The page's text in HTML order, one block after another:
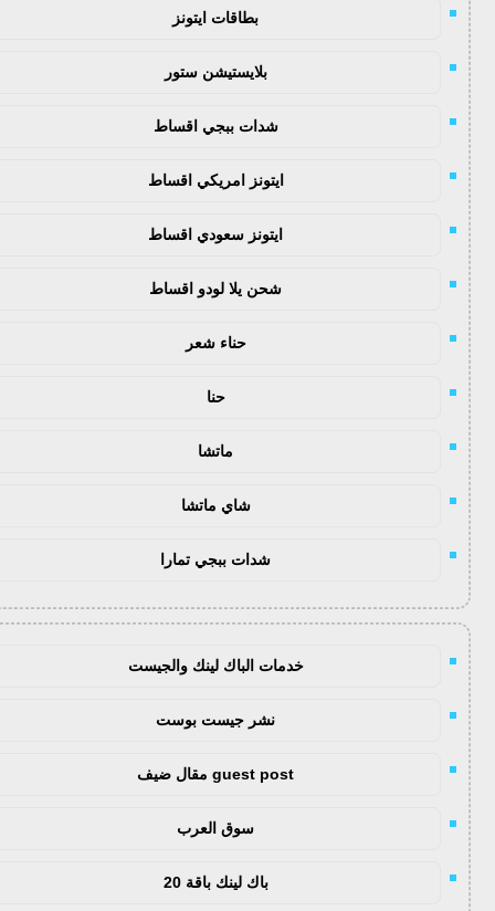
بطاقات ايتونز
بلايستيشن ستور
شدات ببجي اقساط
ايتونز امريكي اقساط
ايتونز سعودي اقساط
شحن يلا لودو اقساط
حناء شعر
حنا
ماتشا
شاي ماتشا
شدات ببجي تمارا
خدمات الباك لينك والجيست
نشر جيست بوست
guest post مقال ضيف
سوق العرب
باك لينك باقة 20